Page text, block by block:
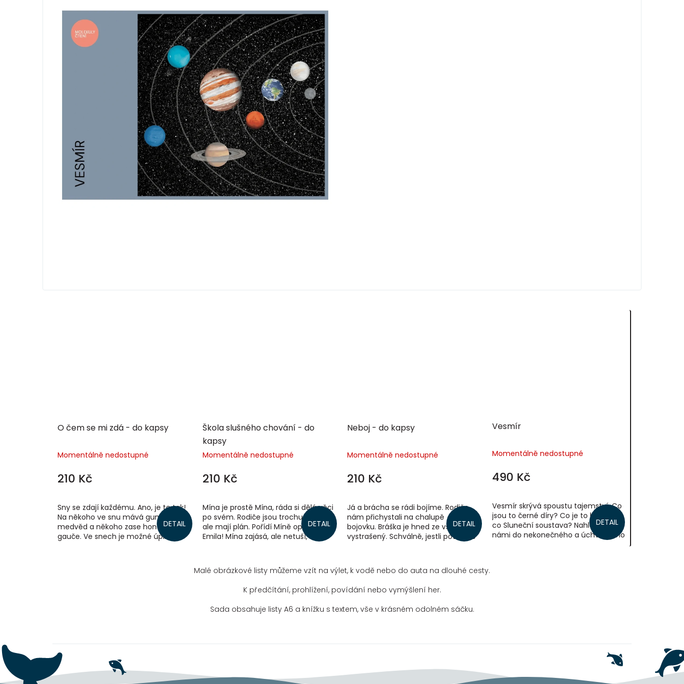
O čem se mi zdá - do kapsy
Momentálně nedostupné
210 Kč
DETAIL
Sny se zdají každému. Ano, je to tak!
Na někoho ve snu mává gumový
medvěd a někoho zase honí polštář z
gauče. Ve snech je možné úplně
Škola slušného chování - do
kapsy
Momentálně nedostupné
210 Kč
DETAIL
Mína je prostě Mína, ráda si dělá věci
po svém. Rodiče jsou trochu zoufalí,
ale mají plán. Pořídí Míně opičáka
Emila! Mína zajásá, ale netuší, že
Neboj - do kapsy
Momentálně nedostupné
210 Kč
DETAIL
Já a brácha se rádi bojíme. Rodiče
nám přichystali na chalupě
bojovku. Bráška je hned ze všeho
vystrašený. Schválně, jestli potkáme
Vesmír
Momentálně nedostupné
490 Kč
DETAIL
Vesmír skrývá spoustu tajemství. Co
jsou to černé díry? Co je to hvězda a
co Sluneční soustava? Nahlédněte s
námi do nekonečného a úchvatného
Malé obrázkové listy můžeme vzít na výlet, k vodě nebo do auta na dlouhé cesty.
K předčítání, prohlížení, povídání nebo vymýšlení her.
Sada obsahuje listy A6 a knížku s textem, vše v krásném odolném sáčku.